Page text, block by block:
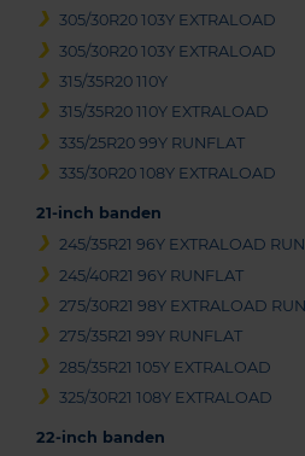
305/30R20 103Y EXTRALOAD
305/30R20 103Y EXTRALOAD
315/35R20 110Y
315/35R20 110Y EXTRALOAD
335/25R20 99Y RUNFLAT
335/30R20 108Y EXTRALOAD
21-inch banden
245/35R21 96Y EXTRALOAD
245/40R21 96Y RUNFLAT
275/30R21 98Y EXTRALOAD
275/35R21 99Y RUNFLAT
285/35R21 105Y EXTRALOAD
325/30R21 108Y EXTRALOAD
22-inch banden